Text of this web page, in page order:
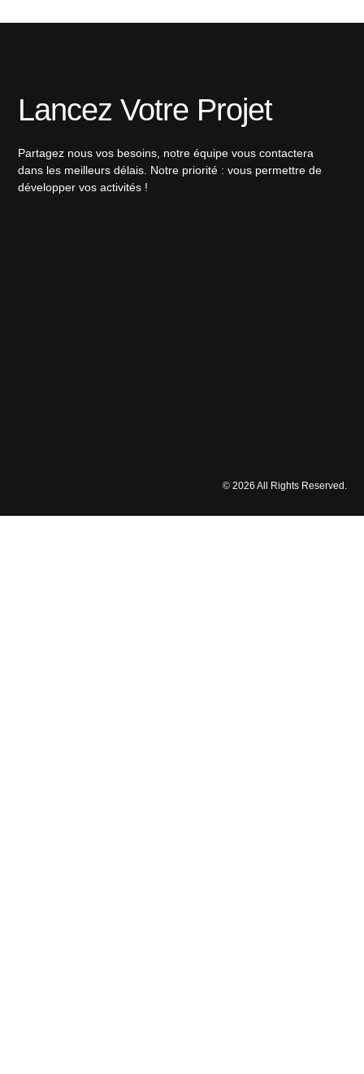
Lancez Votre Projet
Partagez nous vos besoins, notre équipe vous contactera
dans les meilleurs délais. Notre priorité : vous permettre de
développer vos activités !
© 2026 All Rights Reserved.